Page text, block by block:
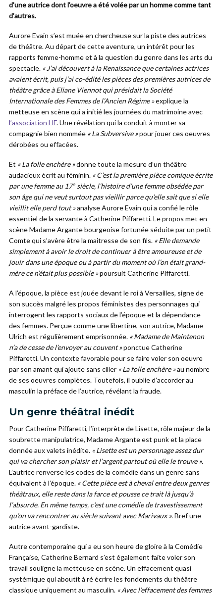
d’une autrice dont l’oeuvre a été volée par un homme comme tant
d’autres.
Aurore Evain s’est muée en chercheuse sur la piste des autrices
de théâtre. Au départ de cette aventure, un intérêt pour les
rapports femme-homme et à la question du genre dans les arts du
spectacle. « J’ai découvert à la Renaissance que certaines actrices
avaient écrit, puis j’ai co-édité les pièces des premières autrices de
théâtre grâce à Eliane Viennot qui présidait la Société
Internationale des Femmes de l’Ancien Régime »explique la
metteuse en scène qui a initié les journées du matrimoine avec
l’association HF. Une révélation qui la conduit à monter sa
compagnie bien nommée « La Subversive »pour jouer ces oeuvres
dérobées ou effacées.
Et « La folle enchère »donne toute la mesure d’un théâtre
audacieux écrit au féminin. « C’est la première pièce comique écrite
par une femme au 17e siècle, l’histoire d’une femme obsédée par
son âge qui ne veut surtout pas vieillir parce qu’elle sait que si elle
vieillit elle perd tout »analyse Aurore Evain qui a confié le rôle
essentiel de la servante à Catherine Piffaretti. Le propos met en
scène Madame Argante bourgeoise fortunée séduite par un petit
Comte qui s’avère être la maitresse de son fils. « Elle demande
simplement à avoir le droit de continuer à être amoureuse et de
jouir dans une époque ou à partir du moment où l’on était grand-
mère ce n’était plus possible »poursuit Catherine Piffaretti.
A l’époque, la pièce est jouée devant le roi à Versailles, signe de
son succès malgré les propos féministes des personnages qui
interrogent les rapports sociaux de l’époque et la dépendance
des femmes. Perçue comme une libertine, son autrice, Madame
Ulrich est régulièrement emprisonnée. « Madame de Maintenon
n’a de cesse de l’envoyer au couvent »ponctue Catherine
Piffaretti. Un contexte favorable pour se faire voler son oeuvre
par son amant qui ajoute sans ciller « La folle enchère »au nombre
de ses oeuvres complètes. Toutefois, il oublie d’accorder au
masculin la préface de l’autrice, révélant la fraude.
Un genre théâtral inédit
Pour Catherine Piffaretti, l’interprète de Lisette, rôle majeur de la
soubrette manipulatrice, Madame Argante est punk et la place
donnée aux valets inédite. « Lisette est un personnage assez dur
qui va chercher son plaisir et l’argent partout où elle le trouve ».
L’autrice renverse les codes de la comédie dans un genre sans
équivalent à l’époque. « Cette pièce est à cheval entre deux genres
théâtraux, elle reste dans la farce et pousse ce trait là jusqu’à
l’absurde. En même temps, c’est une comédie de travestissement
qu’on va rencontrer au siècle suivant avec Marivaux ». Bref une
autrice avant-gardiste.
Autre contemporaine qui a eu son heure de gloire à la Comédie
Française, Catherine Bernard s’est également faite voler son
travail souligne la metteuse en scène. Un effacement quasi
systémique qui aboutit à ré écrire les fondements du théâtre
classique uniquement au masculin. « Avec l’effacement des femmes